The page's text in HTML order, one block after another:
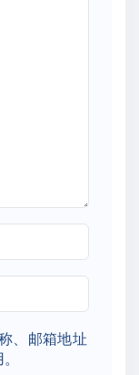
、邮箱地址